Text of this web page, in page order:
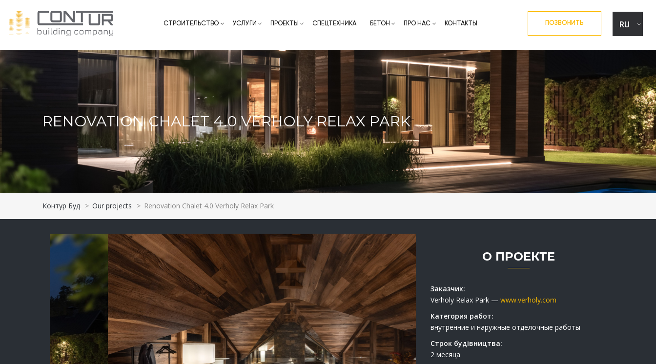
СТРОИТЕЛЬСТВО УСЛУГИ ПРОЕКТЫ СПЕЦТЕХНИКА БЕТОН ПРО НАС КОНТАКТЫ ПОЗВОНИТЬ
UA
EN
RU
RENOVATION CHALET 4.0 VERHOLY RELAX PARK
Контур Буд > Our projects > Renovation Chalet 4.0 Verholy Relax Park
О ПРОЕКТЕ
Заказчик:
Verholy Relax Park — www.verholy.com
Категория работ:
внутренние и наружные отделочные работы
Строк будівництва:
2 месяца